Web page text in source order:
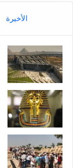
ق
ل
س
ح
ي
الأخيرة